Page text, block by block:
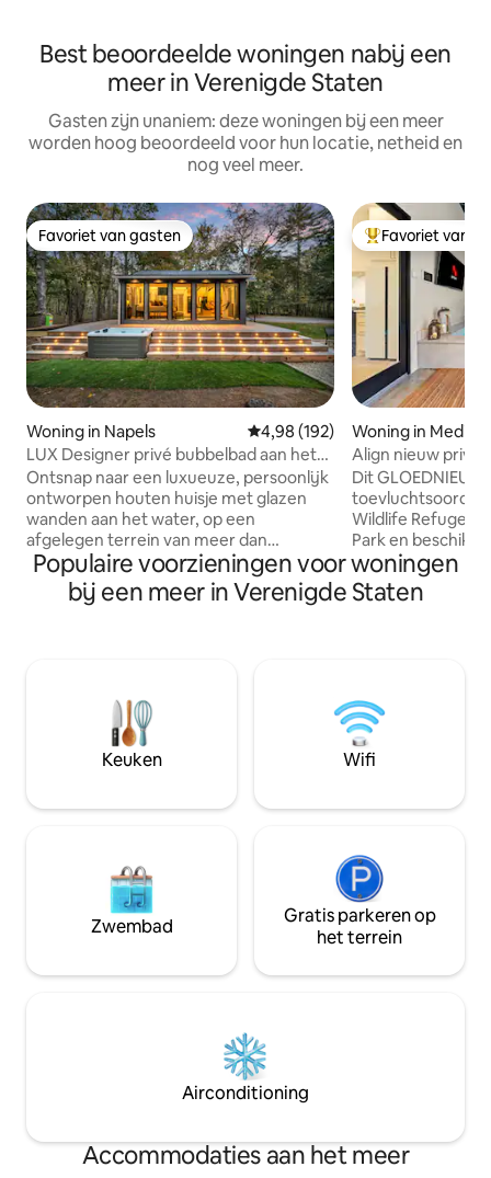
Best beoordeelde woningen nabij een
meer in Verenigde Staten
Gasten zijn unaniem: deze woningen bij een meer
worden hoog beoordeeld voor hun locatie, netheid en
nog veel meer.
Favoriet van gasten
Favoriet van gasten
Woning in Napels Gemiddelde beoordeling van
4,98 (192)
LUX Designer privé bubbelbad aan het
water - Afgezonderd
Ontsnap naar een luxueuze, persoonlijk
ontworpen houten huisje met glazen
wanden aan het water, op een
afgelegen terrein van meer dan
1 hectare langs de Crooked River in
Naples, Maine. De rivier slingert
eromheen en biedt totale privacy, jullie
onder de buitendouche, in de
hangmatten of bij de doorzichtige open
haard. Luxe badkamer met
vloerverwarming en een enorme
Airco, huisdieren welkom. Perfecte,
Topfavoriet van
Favoriet van
Woning in
Align nieuw
en sauna
Dit
toevluchtsoord
Wildlife Refuge
Park en beschikt
sauna, een
beide met
hetzelfde terrein
5 minuten lopen
Medicine Park 6
Lake Lawtonka 6
naar Fort Sill 20
Populaire voorzieningen voor woningen
bij een meer in Verenigde Staten
Keuken Wifi
Zwembad
Gratis parkeren op
het terrein
Airconditioning
Accommodaties aan het meer